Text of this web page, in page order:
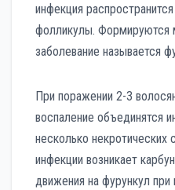
инфекция
фолликулы. Формируются
заболевание называется
При поражении 2-3
воспаление объединятся
несколько
инфекции возникает
движения на фурункул при